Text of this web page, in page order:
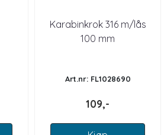
Karabinkrok 316 m/lås
100 mm
Art.nr: FL1028690
109,-